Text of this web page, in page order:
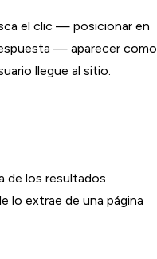
el clic — posicionar en
— aparecer como
llegue al sitio.
de los resultados
lo extrae de una página